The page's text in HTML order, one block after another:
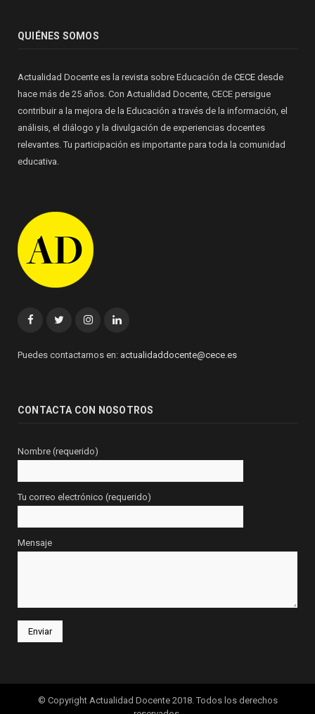
QUIÉNES SOMOS
Actualidad Docente es la revista sobre Educación de CECE desde
hace más de 25 años. Con Actualidad Docente, CECE persigue
contribuir a la mejora de la Educación a través de la información, el
análisis, el diálogo y la divulgación de experiencias docentes
relevantes. Tu participación es importante para toda la comunidad
educativa.
FacebookTwitterInstagramLinkedin
Puedes contactarnos en: actualidaddocente@cece.es
CONTACTA CON NOSOTROS
Nombre (requerido)
Tu correo electrónico (requerido)
Mensaje
© Copyright Actualidad Docente 2018. Todos los derechos